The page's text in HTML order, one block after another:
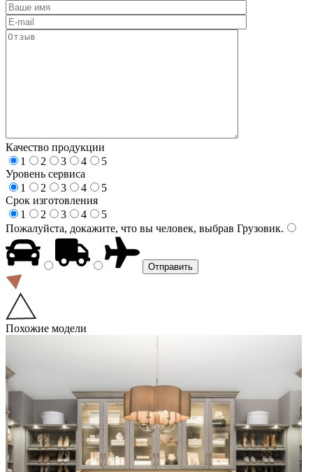
Качество продукции
1
2 3 4
5
Уровень сервиса
1
2 3 4
5
Срок изготовления
1
2 3 4
5
Пожалуйста, докажите, что вы человек, выбрав Грузовик.
Похожие модели